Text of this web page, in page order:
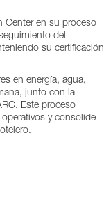
Center en su proceso
del
su certificación
en energía, agua,
junto con la
Este proceso
y consolide